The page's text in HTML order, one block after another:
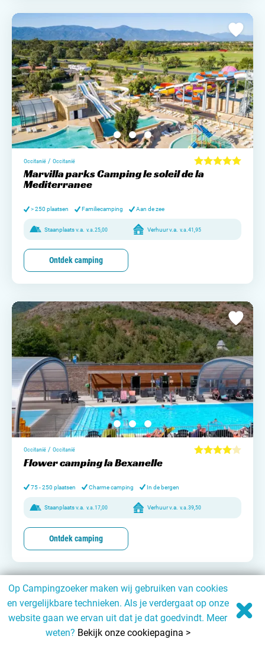
Occitanië / Occitanië
Marvilla parks Camping le soleil de la
Mediterranee
> 250 plaatsen Familiecamping Aan de zee
Staanplaats v.a. v.a. 25,00 Verhuur v.a. v.a. 41,95
Ontdek camping
Occitanië / Occitanië
Flower camping la Bexanelle
75 - 250 plaatsen Charme camping In de bergen
Staanplaats v.a. v.a.17,00 Verhuur v.a. v.a.39,50
Ontdek camping
Op Campingzoeker maken wij gebruiken van cookies
en vergelijkbare technieken. Als je verdergaat op onze
website gaan we ervan uit dat je dat goedvindt. Meer
weten? Bekijk onze cookiepagina >